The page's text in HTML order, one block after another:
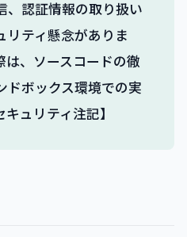
、認証情報の取り扱い
リティ懸念がありま
は、ソースコードの徹
ドボックス環境での実
ュリティ注記】